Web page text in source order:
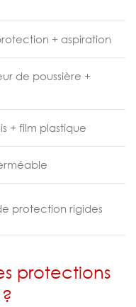
+ aspiration
de poussière +
+ film plastique
protection rigides
protections